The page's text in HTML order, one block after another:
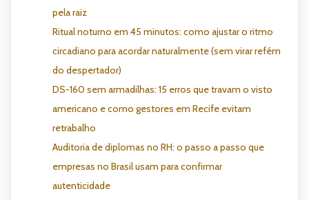
pela raiz
Ritual noturno em 45 minutos: como ajustar o ritmo
circadiano para acordar naturalmente (sem virar refém
do despertador)
DS-160 sem armadilhas: 15 erros que travam o visto
americano e como gestores em Recife evitam
retrabalho
Auditoria de diplomas no RH: o passo a passo que
empresas no Brasil usam para confirmar
autenticidade